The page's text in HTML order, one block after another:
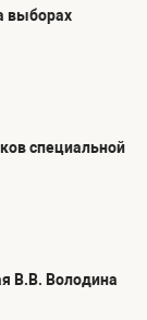
выборах
специальной
В.В. Володина